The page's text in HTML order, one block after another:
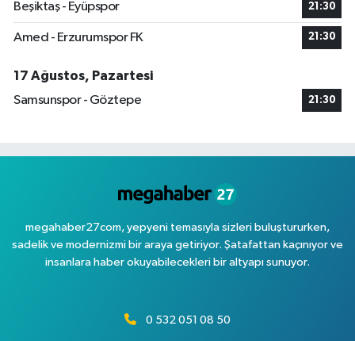
Beşiktaş - Eyüpspor 21:30
Amed - Erzurumspor FK 21:30
17 Ağustos, Pazartesi
Samsunspor - Göztepe
21:30
megahaber27com, yepyeni temasıyla sizleri buluştururken,
sadelik ve modernizmi bir araya getiriyor. Şatafattan kaçınıyor ve
insanlara haber okuyabilecekleri bir altyapı sunuyor.
0 532 051 08 50